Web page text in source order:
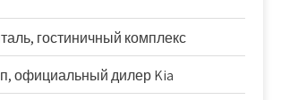
гостиничный комплекс
официальный дилер Kia